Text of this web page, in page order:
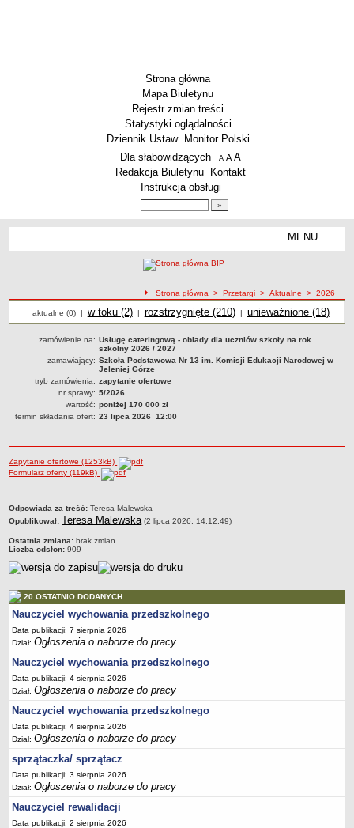
Strona główna
Mapa Biuletynu
Rejestr zmian treści
Statystyki oglądalności
Dziennik Ustaw
Monitor Polski
Menu dodatkowe
Dla słabowidzących A pomniejsz czcionkę
A standardowy rozmiar czcionki
A
Redakcja Biuletynu
Kontakt
Instrukcja obsługi
MENU
Szkoły podstawowe
PRACA W PLACÓWKACH OŚWIATWYCH
ZARZĄDZENIA
PRZETARGI
SPRAWOZDANIA FINANSOWE
2019
2020
2022
2023
2024
OGŁOSZENIA
DEKLARACJA DOSTĘPNOŚCI
2021
2025
RAPORTY O STANIE DOSTĘPNOŚCI
ścieżka nawigacji
Strona główna >Przetargi >Aktualne >2026
Przetargi
aktualne (0)| Przetargi
w toku (2)| Przetargi
rozstrzygnięte (210)| Przetargi
unieważnione (18)
zamówienie na: Usługę cateringową - obiady dla uczniów szkoły na rok
szkolny 2026 / 2027
zamawiający: Szkoła Podstawowa Nr 13 im. Komisji Edukacji Narodowej w
Jeleniej Górze
tryb zamówienia: zapytanie ofertowe
nr sprawy: 5/2026
wartość: poniżej 170 000 zł
termin składania ofert: 23 lipca 2026 12:00
Zapytanie ofertowe (1253kB)
Formularz oferty (119kB)
metryczka
Odpowiada za treść: Teresa Malewska
Opublikował: Teresa Malewska (2 lipca 2026, 14:12:49)
Ostatnia zmiana: brak zmian
Liczba odsłon: 909
20 OSTATNIO DODANYCH
Nauczyciel wychowania przedszkolnego
Data publikacji: 7 sierpnia 2026
Dział:Ogłoszenia o naborze do pracy
Nauczyciel wychowania przedszkolnego
Data publikacji: 4 sierpnia 2026
Dział:Ogłoszenia o naborze do pracy
Nauczyciel wychowania przedszkolnego
Data publikacji: 4 sierpnia 2026
Dział:Ogłoszenia o naborze do pracy
sprzątaczka/ sprzątacz
Data publikacji: 3 sierpnia 2026
Dział:Ogłoszenia o naborze do pracy
Nauczyciel rewalidacji
Data publikacji: 2 sierpnia 2026